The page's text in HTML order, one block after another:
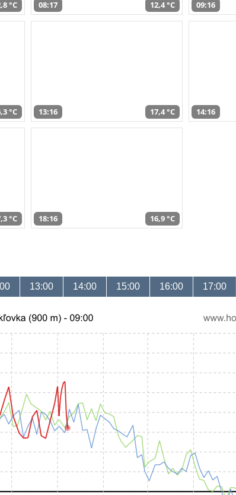
°C 08:17 12,4 °C 09:16
°C 13:16 17,4 °C 14:16
°C 18:16 16,9 °C
13:00 14:00 15:00 16:00 17:00